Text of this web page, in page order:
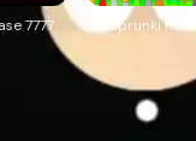
7777 Sprunki